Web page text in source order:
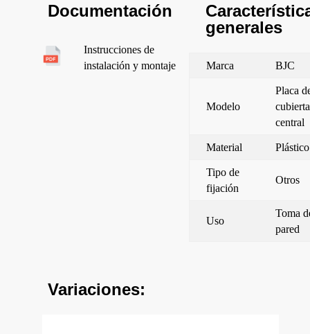
Documentación
Instrucciones de
instalación y montaje
generales
Marca BJC
Modelo
Placa
cubierta
central
Material Plástico
Tipo de
fijación
Otros
Uso
Toma
pared
Variaciones: